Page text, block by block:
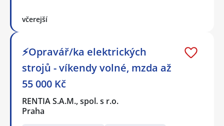
včerejší
⚡Opravář/ka elektrických
strojů - víkendy volné, mzda až
55 000 Kč
RENTIA S.A.M., spol. s r.o.
Praha